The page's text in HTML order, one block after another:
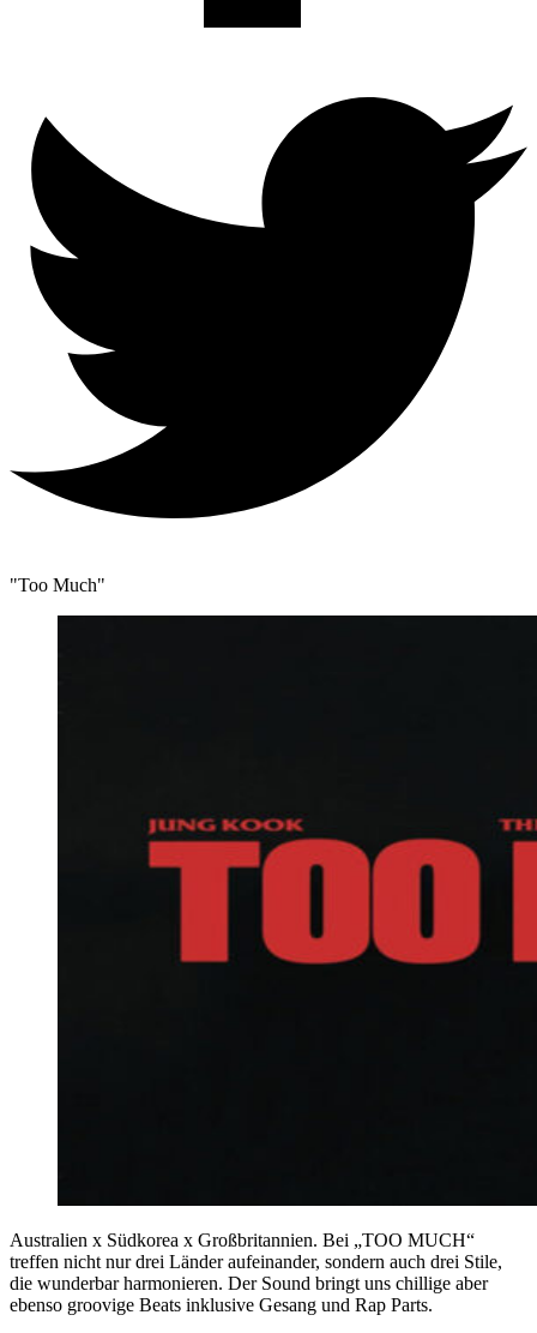
"Too Much"
Australien x Südkorea x Großbritannien. Bei „TOO MUCH“
treffen nicht nur drei Länder aufeinander, sondern auch drei Stile,
die wunderbar harmonieren. Der Sound bringt uns chillige aber
ebenso groovige Beats inklusive Gesang und Rap Parts.